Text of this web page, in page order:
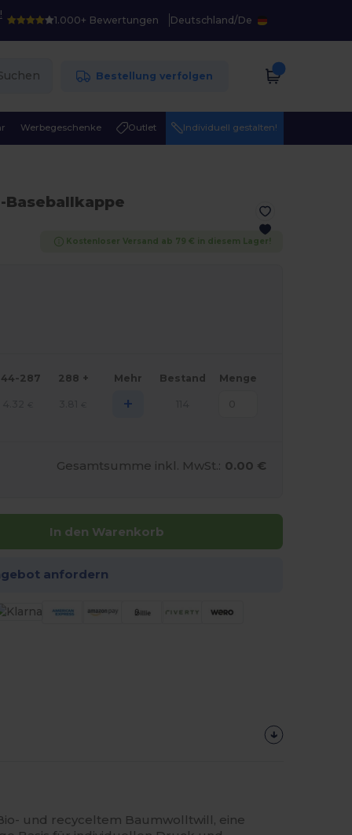
1.000+ Bewertungen Deutschland/De
Bestellung verfolgen
Werbegeschenke Outlet Individuell gestalten!
Baseballkappe
Kostenloser Versand ab 79 € in diesem Lager!
287 288 + Mehr Bestand Menge
+
Gesamtsumme inkl. MwSt.: 0.00 €
In den Warenkorb
anfordern
und recyceltem Baumwolltwill, eine